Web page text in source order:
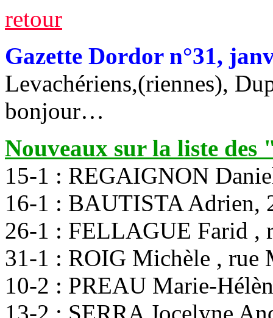
retour
Gazette Dordor n°31,
Levachériens,(riennes),
bonjour…
Nouveaux sur la liste
15-1 : REGAIGNON
16-1 : BAUTISTA Adrien,
26-1 : FELLAGUE Farid ,
31-1 : ROIG Michèle , rue
10-2 : PREAU Marie-